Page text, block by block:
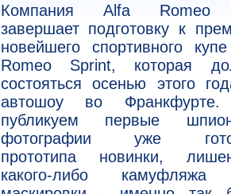
Компания Alfa Romeo
завершает подготовку к
новейшего спортивного
Romeo Sprint, которая
состояться осенью этого
автошоу во
публикуем первые
фотографии уже
прототипа новинки,
какого-либо камуфляжа